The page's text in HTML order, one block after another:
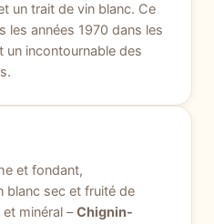
un trait de vin blanc. Ce
les années 1970 dans les
un incontournable des
et fondant,
blanc sec et fruité de
et minéral –Chignin-